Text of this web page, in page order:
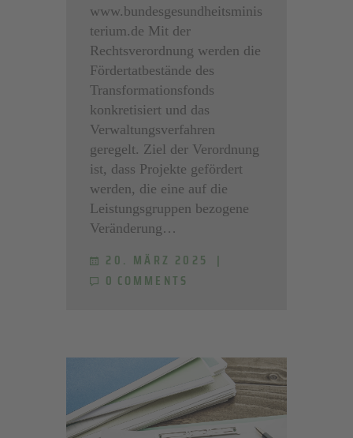
www.bundesgesundheitsminis
terium.de Mit der
Rechtsverordnung werden die
Fördertatbestände des
Transformationsfonds
konkretisiert und das
Verwaltungsverfahren
geregelt. Ziel der Verordnung
ist, dass Projekte gefördert
werden, die eine auf die
Leistungsgruppen bezogene
Veränderung…
20. MÄRZ 2025
0 COMMENTS